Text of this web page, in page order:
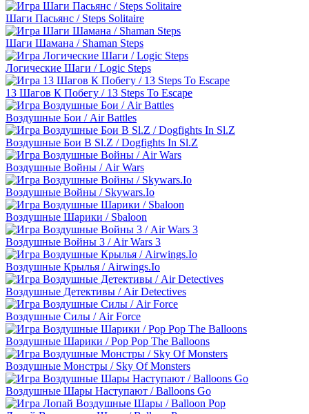
Шаги Пасьянс / Steps Solitaire
Шаги Шамана / Shaman Steps
Логические Шаги / Logic Steps
13 Шагов К Побегу / 13 Steps To Escape
Воздушные Бои / Air Battles
Воздушные Бои В Sl.Z / Dogfights In Sl.Z
Воздушные Войны / Air Wars
Воздушные Войны / Skywars.Io
Воздушные Шарики / Sbaloon
Воздушные Войны 3 / Air Wars 3
Воздушные Крылья / Airwings.Io
Воздушные Детективы / Air Detectives
Воздушные Силы / Air Force
Воздушные Шарики / Pop Pop The Balloons
Воздушные Монстры / Sky Of Monsters
Воздушные Шары Наступают / Balloons Go